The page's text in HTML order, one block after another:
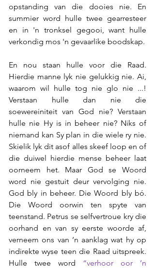
opstanding van die dooies nie. En
summier word hulle twee gearresteer
en in 'n tronksel gegooi, want hulle
verkondig mos 'n gevaarlike boodskap.
En nou staan hulle voor die Raad.
Hierdie manne lyk nie gelukkig nie. Ai,
waarom wil hulle tog nie glo nie ...!
Verstaan hulle dan nie die
soewereiniteit van God nie? Verstaan
hulle nie Hy is in beheer nie? Niks of
niemand kan Sy plan in die wiele ry nie.
Skielik lyk dit asof alles skeef loop en of
die duiwel hierdie mense beheer laat
oorneem het. Maar God se Woord
word nie gestuit deur vervolging nie.
God bly in beheer. Die Woord bly bó.
Die Woord oorwin ten spyte van
teenstand. Petrus se selfvertroue kry die
oorhand en van sy eerste woorde af,
verneem ons van ’n aanklag wat hy op
indirekte wyse teen die Raad uitspreek.
Hulle twee word “verhoor oor ’n